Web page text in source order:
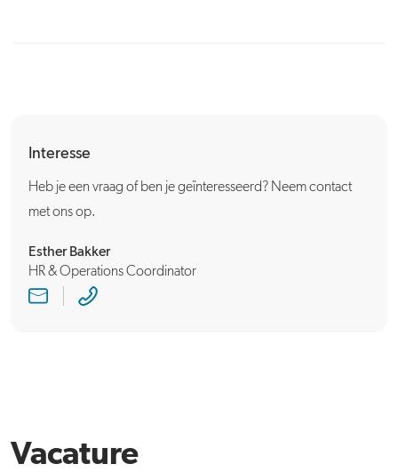
Interesse
Heb je een vraag of ben je geïnteresseerd? Neem contact
met ons op.
Esther Bakker
HR & Operations Coordinator
Vacature